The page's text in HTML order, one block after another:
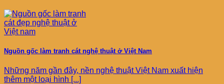
Nguồn gốc làm tranh cát nghệ thuật ở Việt Nam
Những năm gần đây, nền nghệ thuật Việt Nam xuất hiện
thêm một loại hình [...]